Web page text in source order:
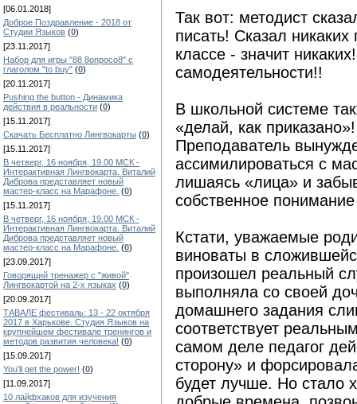
[06.01.2018]
Доброе Поздравление - 2018 от
Студии Языков (0)
[23.11.2017]
Набор для игры "88 8опросо8" с
глаголом "to buy" (0)
[20.11.2017]
Pushing the button - Динамика
действия в реальности (0)
[15.11.2017]
Скачать Бесплатно Лингвокарты (0)
[15.11.2017]
В четверг, 16 ноября, 19.00 МСК -
Интерактивная Лингвокарта. Виталий
Диброва представляет новый
мастер-класс на Марафоне. (0)
[15.11.2017]
В четверг, 16 ноября, 19.00 МСК -
Интерактивная Лингвокарта. Виталий
Диброва представляет новый
мастер-класс на Марафоне. (0)
[23.09.2017]
Говорящий тренажер с "живой"
Лингвокартой на 2-х языках (0)
[20.09.2017]
ТАВАЛЕ фестиваль: 13 - 22 октября
2017 в Харькове. Студия Языков на
крупнейшем фестивале тренингов и
методов развития человека! (0)
[15.09.2017]
You'll get the power! (0)
[11.09.2017]
10 лайфхаков для изучения
Так вот: методист
писать! Сказал
классе - значит
самодеятельности!!
В школьной системе
«делай, как
Преподаватель
ассимилироваться с
лишаясь «лица» и
собственное
Кстати, уважаемые
виноваты в
произошел реальный
выполняла со своей
домашнего задания
соответствует
самом деле педагог
сторону» и
будет лучше. Но стало